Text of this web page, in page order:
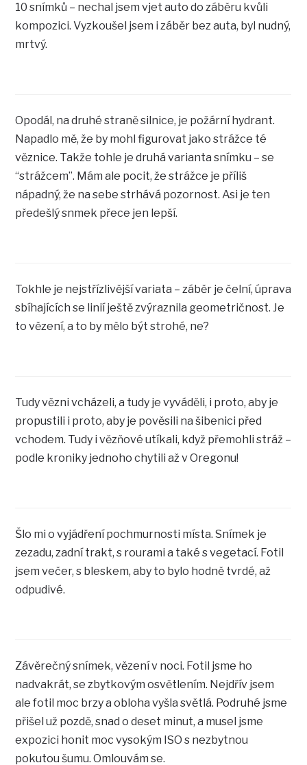
10 snímků – nechal jsem vjet auto do záběru kvůli
kompozici. Vyzkoušel jsem i záběr bez auta, byl nudný,
mrtvý.
Opodál, na druhé straně silnice, je požární hydrant.
Napadlo mě, že by mohl figurovat jako strážce té
věznice. Takže tohle je druhá varianta snímku – se
“strážcem”. Mám ale pocit, že strážce je příliš
nápadný, že na sebe strhává pozornost. Asi je ten
předešlý snmek přece jen lepší.
Tokhle je nejstřízlivější variata – záběr je čelní, úprava
sbíhajících se linií ještě zvýraznila geometričnost. Je
to vězení, a to by mělo být strohé, ne?
Tudy vězni vcházeli, a tudy je vyváděli, i proto, aby je
propustili i proto, aby je pověsili na šibenici před
vchodem. Tudy i vězňové utíkali, když přemohli stráž –
podle kroniky jednoho chytili až v Oregonu!
Šlo mi o vyjádření pochmurnosti místa. Snímek je
zezadu, zadní trakt, s rourami a také s vegetací. Fotil
jsem večer, s bleskem, aby to bylo hodně tvrdé, až
odpudivé.
Závěrečný snímek, vězení v noci. Fotil jsme ho
nadvakrát, se zbytkovým osvětlením. Nejdřív jsem
ale fotil moc brzy a obloha vyšla světlá. Podruhé jsme
přišel už pozdě, snad o deset minut, a musel jsme
expozici honit moc vysokým ISO s nezbytnou
pokutou šumu. Omlouvám se.